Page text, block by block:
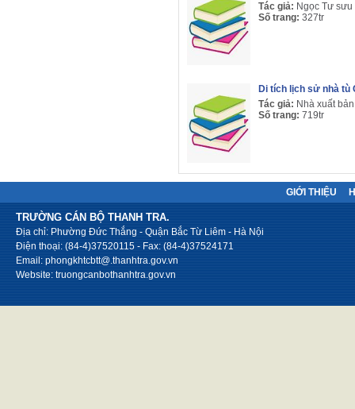
Tác giả: Ngọc Tư
Số trang: 327tr
Di tích lịch sử nhà tù
Tác giả: Nhà xuất
Số trang: 719tr
GIỚI THIỆU
TRƯỜNG CÁN BỘ THANH TRA.
Địa chỉ: Phường Đức Thắng - Quận Bắc Từ Liêm - Hà Nội
Điện thoại: (84-4)37520115 - Fax: (84-4)37524171
Email: phongkhtcbtt@.thanhtra.gov.vn
Website: truongcanbothanhtra.gov.vn